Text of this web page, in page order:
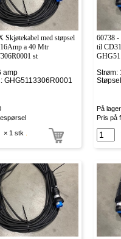
Skjøtekabel med støpsel
a 40 Mtr
st
amp
GHG5113306R0001
× 1 stk
60738 -
til
Strøm:
På
Pris på